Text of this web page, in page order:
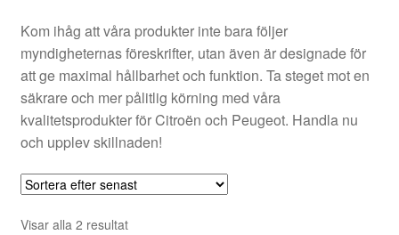
Kom ihåg att våra produkter inte bara följer
myndigheternas föreskrifter, utan även är designade för
att ge maximal hållbarhet och funktion. Ta steget mot en
säkrare och mer pålitlig körning med våra
kvalitetsprodukter för Citroën och Peugeot. Handla nu
och upplev skillnaden!
Visar alla 2 resultatSortera